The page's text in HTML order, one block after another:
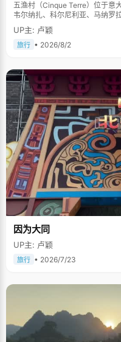
五渔村（Cinque Terre）位于意
韦尔纳扎、科尔尼利亚、马纳罗
山傍海，房屋色彩斑斓，1997年
UP主: 卢颖
旅行 • 2026/8/2
因为大同
UP主: 卢颖
旅行 • 2026/7/23